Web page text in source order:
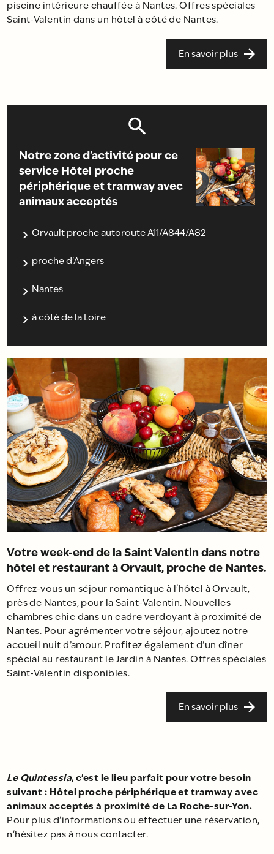
piscine intérieure chauffée à Nantes. Offres spéciales
Saint-Valentin dans un hôtel à côté de Nantes.
En savoir plus
Notre zone d'activité pour ce
service Hôtel proche
périphérique et tramway avec
animaux acceptés
Orvault proche autoroute A11/A844/A82
proche d'Angers
Nantes
à côté de la Loire
Votre week-end de la Saint Valentin dans notre
hôtel et restaurant à Orvault, proche de Nantes.
Offrez-vous un séjour romantique à l'hôtel à Orvault,
près de Nantes, pour la Saint-Valentin. Nouvelles
chambres chic dans un cadre verdoyant à proximité de
Nantes. Pour agrémenter votre séjour, ajoutez notre
accueil nuit d’amour. Profitez également d'un dîner
spécial au restaurant le Jardin à Nantes. Offres spéciales
Saint-Valentin disponibles.
En savoir plus
Le Quintessia, c'est le lieu parfait pour votre besoin
suivant : Hôtel proche périphérique et tramway avec
animaux acceptés à proximité de La Roche-sur-Yon.
Pour plus d'informations ou effectuer une réservation,
n'hésitez pas à nous contacter.